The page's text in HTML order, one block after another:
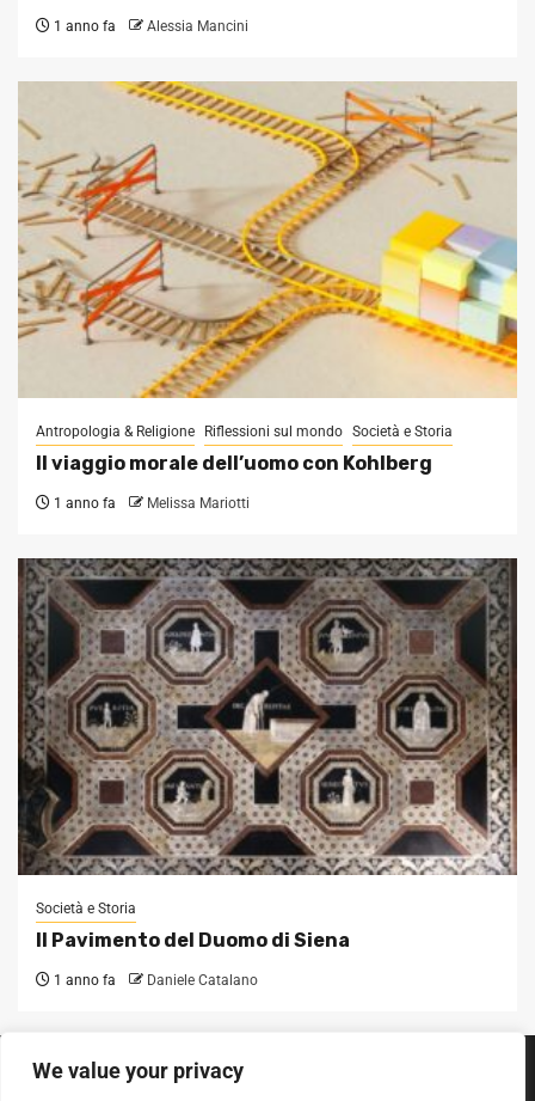
We value your privacy
1 anno fa Alessia Mancini
Antropologia & Religione Riflessioni sul mondo Società e Storia
Il viaggio morale dell’uomo con Kohlberg
1 anno fa Melissa Mariotti
Società e Storia
Il Pavimento del Duomo di Siena
1 anno fa Daniele Catalano
SEGUICI SUI SOCIAL